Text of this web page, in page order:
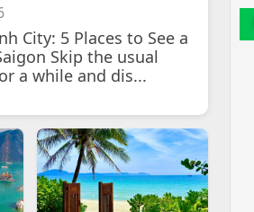
City: 5 Places to See a
Skip the usual
a while and dis...